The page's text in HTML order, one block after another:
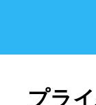
プラ